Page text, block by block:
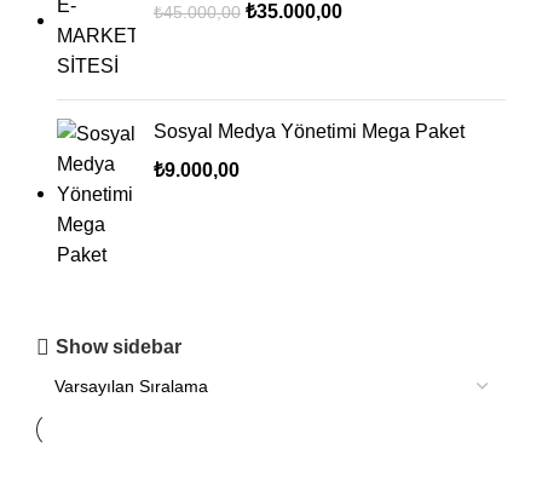
₺45.000,00 ₺35.000,00
Sosyal Medya Yönetimi Mega Paket
₺9.000,00
Show sidebar